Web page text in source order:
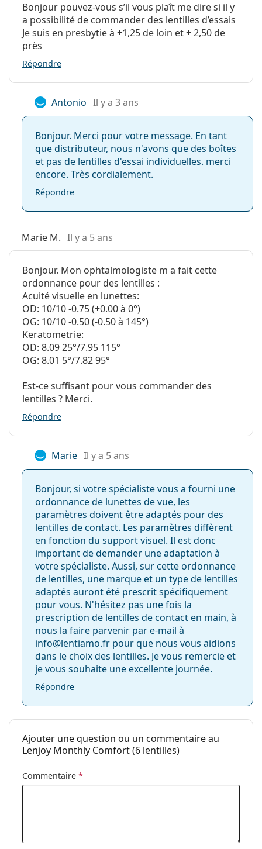
+6.00
Non
Oui
Oui
Oui
Filtre UV
Oui
Les lentilles de contact Lenjoy Monthly Comfort sont
une alternative possible pour :
SofLens 59
Biomedics 55 Evolution
Proclear Compatibles Sphere
SofLens 38
Clear 58
Frequency 55 Aspheric
Clear All-Day
UltraWave
Vendu le plus souvent avec la solutionVantio Multi-
Purpose 360 ml avec étui.
Ceci est un dispositif médical. Lisez le mode d'emploi
avant l'utilisation.
Bonjour pouvez-vous s’il vous plaît me dire si il y
a possibilité de commander des lentilles d’essais
Je suis en presbytie à +1,25 de loin et + 2,50 de
près
Répondre
Antonio Il y a 3 ans
Bonjour. Merci pour votre message. En tant
que distributeur, nous n'avons que des boîtes
et pas de lentilles d'essai individuelles. merci
encore. Très cordialement.
Répondre
Marie M. Il y a 5 ans
Bonjour. Mon ophtalmologiste m a fait cette
ordonnance pour des lentilles :
Acuité visuelle en lunettes:
OD: 10/10 -0.75 (+0.00 à 0°)
OG: 10/10 -0.50 (-0.50 à 145°)
Keratometrie:
OD: 8.09 25°/7.95 115°
OG: 8.01 5°/7.82 95°
Est-ce suffisant pour vous commander des
lentilles ? Merci.
Répondre
Marie Il y a 5 ans
Bonjour, si votre spécialiste vous a fourni une
ordonnance de lunettes de vue, les
paramètres doivent être adaptés pour des
lentilles de contact. Les paramètres diffèrent
en fonction du support visuel. Il est donc
important de demander une adaptation à
votre spécialiste. Aussi, sur cette ordonnance
de lentilles, une marque et un type de lentilles
adaptés auront été prescrit spécifiquement
pour vous. N'hésitez pas une fois la
prescription de lentilles de contact en main, à
nous la faire parvenir par e-mail à
info@lentiamo.fr pour que nous vous aidions
dans le choix des lentilles. Je vous remercie et
je vous souhaite une excellente journée.
Répondre
Ajouter une question ou un commentaire au
Lenjoy Monthly Comfort (6 lentilles)
Commentaire *